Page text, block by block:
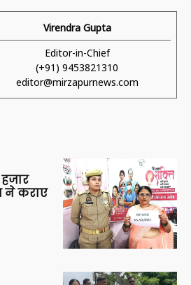
Virendra Gupta
Editor-in-Chief
(+91) 9453821310
editor@mirzapurnews.com
ने कराए